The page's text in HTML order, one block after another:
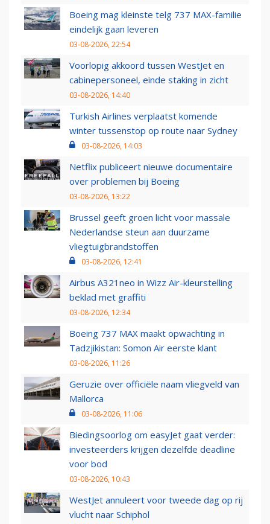
Boeing mag kleinste telg 737 MAX-familie
eindelijk gaan leveren
03-08-2026, 22:54
Voorlopig akkoord tussen WestJet en
cabinepersoneel, einde staking in zicht
03-08-2026, 14:40
Turkish Airlines verplaatst komende
winter tussenstop op route naar Sydney
03-08-2026, 14:03
Netflix publiceert nieuwe documentaire
over problemen bij Boeing
03-08-2026, 13:22
Brussel geeft groen licht voor massale
Nederlandse steun aan duurzame
vliegtuigbrandstoffen
03-08-2026, 12:41
Airbus A321neo in Wizz Air-kleurstelling
beklad met graffiti
03-08-2026, 12:34
Boeing 737 MAX maakt opwachting in
Tadzjikistan: Somon Air eerste klant
03-08-2026, 11:26
Geruzie over officiële naam vliegveld van
Mallorca
03-08-2026, 11:06
Biedingsoorlog om easyJet gaat verder:
investeerders krijgen dezelfde deadline
voor bod
03-08-2026, 10:43
WestJet annuleert voor tweede dag op rij
vlucht naar Schiphol